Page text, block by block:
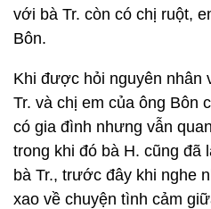
với bà Tr. còn có chị ruột,
Bôn.
Khi được hỏi nguyên nhân
Tr. và chị em của ông Bôn
có gia đình nhưng vẫn
trong khi đó bà H. cũng đã
bà Tr., trước đây khi nghe
xao về chuyện tình cảm